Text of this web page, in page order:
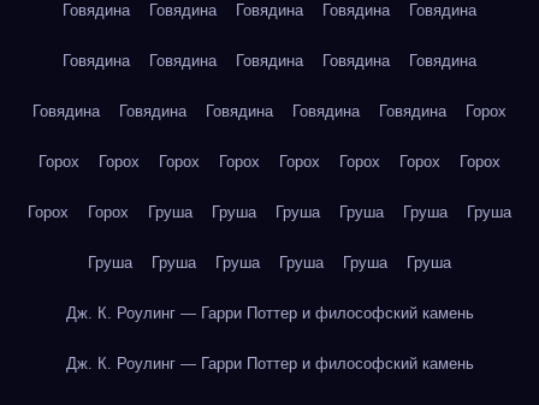
Говядина Говядина Говядина Говядина Говядина
Говядина Говядина Говядина Говядина Говядина
Говядина Говядина Говядина Говядина Говядина Горох
Горох Горох Горох Горох Горох Горох Горох Горох
Горох Горох Груша Груша Груша Груша Груша Груша
Груша Груша Груша Груша Груша Груша
Дж. К. Роулинг — Гарри Поттер и философский камень
Дж. К. Роулинг — Гарри Поттер и философский камень